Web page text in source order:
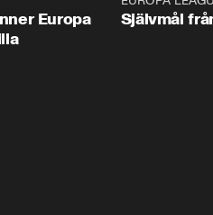
Europa
Självmål